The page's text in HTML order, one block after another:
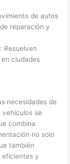
de autos
reparación y
: Resuelven
ciudades
necesidades de
se
combina
no solo
también
y